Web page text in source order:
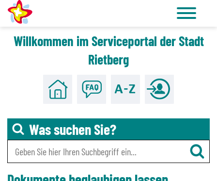
Zu den Tools für Barrierefreiheit
Zum Hauptinhalt
Willkommen im Serviceportal der Stadt
Rietberg
Was suchen Sie?